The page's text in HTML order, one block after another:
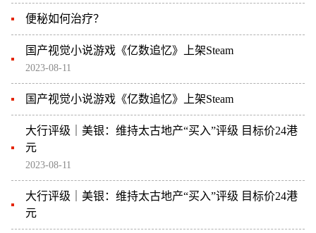
便秘如何治疗？
国产视觉小说游戏《亿数追忆》上架Steam
2023-08-11
国产视觉小说游戏《亿数追忆》上架Steam
大行评级｜美银：维持太古地产“买入”评级 目标价24港
元
2023-08-11
大行评级｜美银：维持太古地产“买入”评级 目标价24港
元